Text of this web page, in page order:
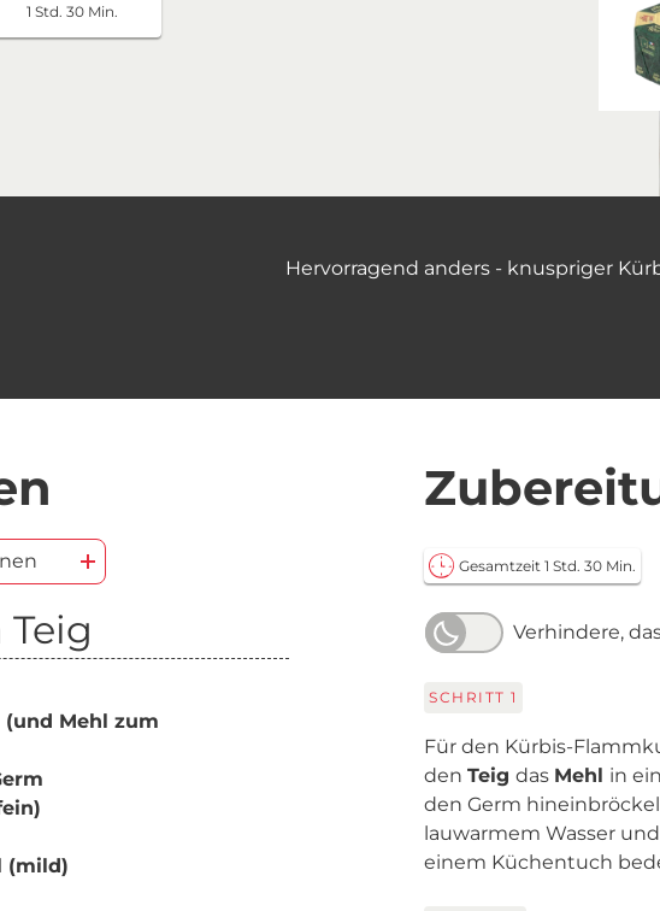
1 Std. 30 Min.
Hervorragend anders - knuspriger
Mehl zum
(mild)
Gesamtzeit 1 Std. 30 Min.
Verhindere,
SCHRITT 1
Für den Kürbis-
den Teig das Mehl in
den Germ
lauwarmem Wasser
einem Küchentuch